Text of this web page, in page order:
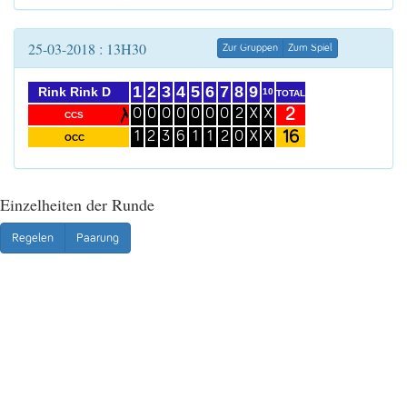
25-03-2018 : 13H30 Zur Gruppen Zum Spiel
Rink Rink D
CCS
OCC
1
0
1
2
0
2
3
0
3
4
0
6
5
0
1
6
0
1
7
0
2
8
2
0
9
X
X
10
X
X
TOTAL
2
16
Einzelheiten der Runde
Regelen Paarung